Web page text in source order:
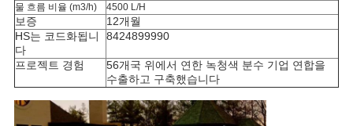
물 흐름 비율 (m3/h)
4500 L/H
보증
12개월
HS는 코드화됩니
다
8424899990
프로젝트 경험
56개국 위에서 연한 녹청색 분수 기업 연합을
수출하고 구축했습니다